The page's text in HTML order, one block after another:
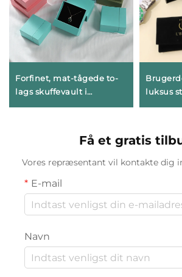
Forfinet, mat-tågede to-
lags skuffevault i
geometrisk papkarton til
smykker – avantgardistisk
luksus
og ring
Få et gratis
Vores repræsentant vil kontakte dig
E-mail
Navn